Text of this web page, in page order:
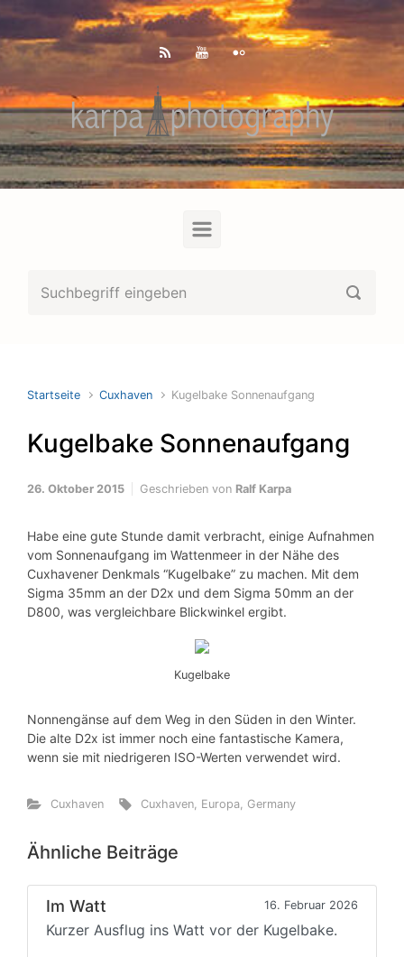
Zum Hauptinhalt springen
Startseite Cuxhaven Kugelbake Sonnenaufgang
Kugelbake Sonnenaufgang
26. Oktober 2015 Geschrieben von Ralf Karpa
Habe eine gute Stunde damit verbracht, einige Aufnahmen
vom Sonnenaufgang im Wattenmeer in der Nähe des
Cuxhavener Denkmals “Kugelbake” zu machen. Mit dem
Sigma 35mm an der D2x und dem Sigma 50mm an der
D800, was vergleichbare Blickwinkel ergibt.
Kugelbake
Nonnengänse auf dem Weg in den Süden in den Winter.
Die alte D2x ist immer noch eine fantastische Kamera,
wenn sie mit niedrigeren ISO-Werten verwendet wird.
Cuxhaven Cuxhaven Europa Germany
Ähnliche Beiträge
Im Watt 16. Februar 2026
Kurzer Ausflug ins Watt vor der Kugelbake.